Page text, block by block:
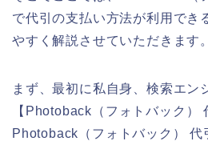
で代引の支払い方法が利用でき
やすく解説させていただきます。
まず、最初に私自身、検索エン
【Photoback（フォトバック）
Photoback（フォトバック）